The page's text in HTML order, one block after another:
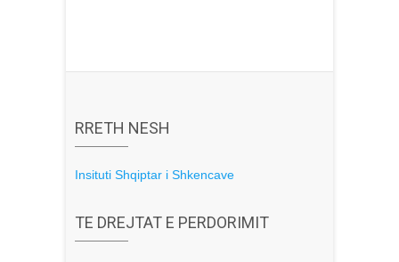
RRETH NESH
Insituti Shqiptar i Shkencave
TE DREJTAT E PERDORIMIT